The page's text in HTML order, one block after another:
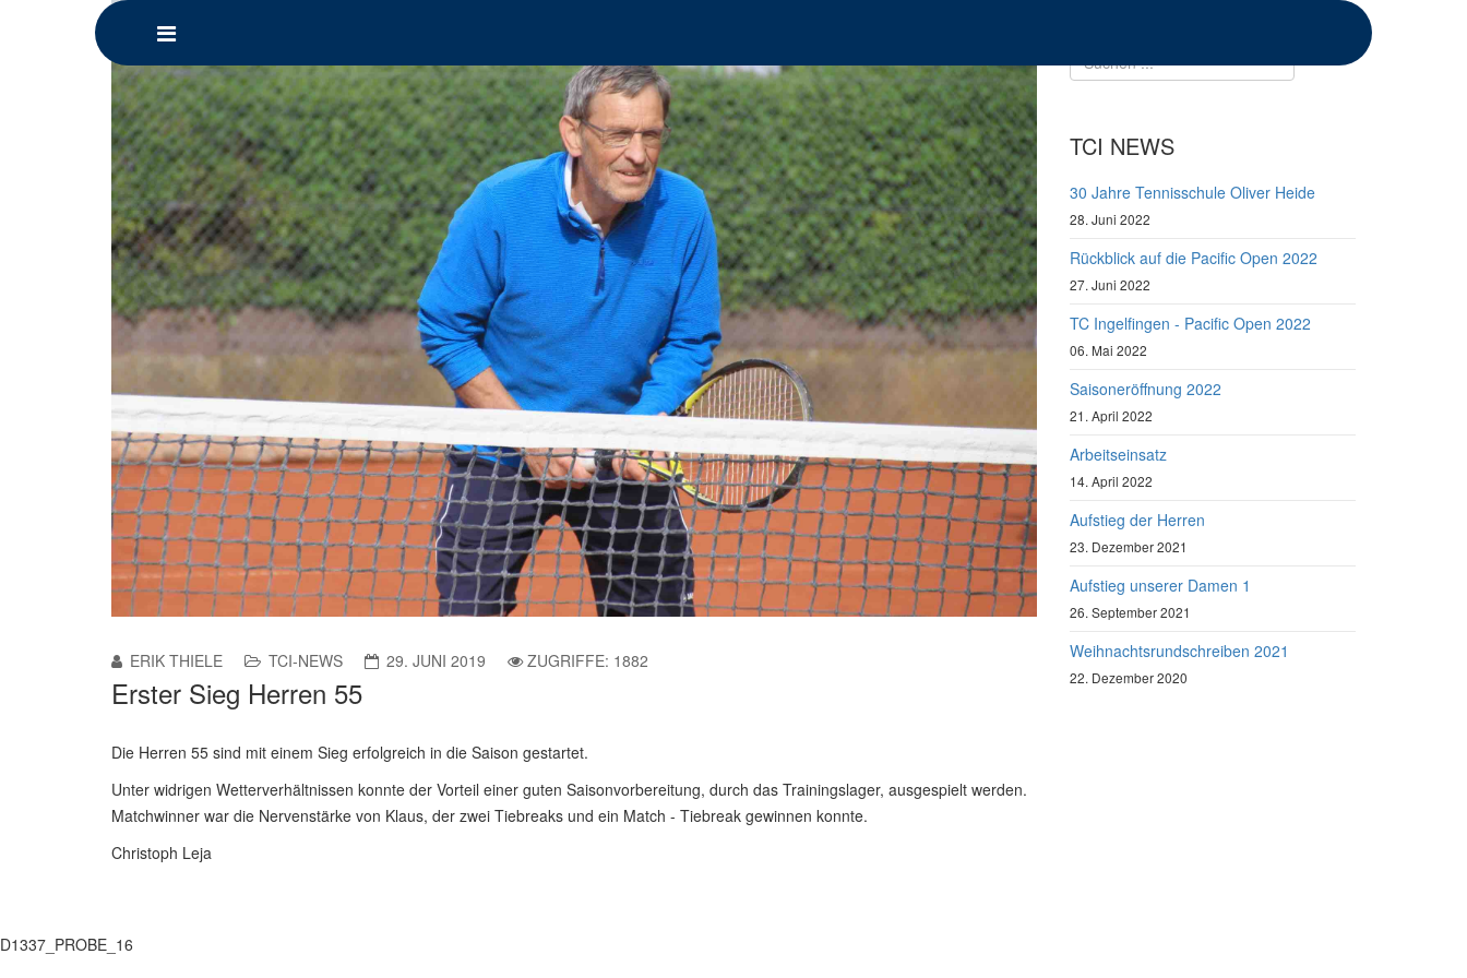
ERIK THIELE TCI-NEWS 29. JUNI 2019 ZUGRIFFE: 1882
Erster Sieg Herren 55
Die Herren 55 sind mit einem Sieg erfolgreich in die Saison gestartet.
Unter widrigen Wetterverhältnissen konnte der Vorteil einer guten Saisonvorbereitung, durch das Trainingslager, ausgespielt werden.
Matchwinner war die Nervenstärke von Klaus, der zwei Tiebreaks und ein Match - Tiebreak gewinnen konnte.
Christoph Leja
TCI NEWS
30 Jahre Tennisschule Oliver Heide
28. Juni 2022
Rückblick auf die Pacific Open 2022
27. Juni 2022
TC Ingelfingen - Pacific Open 2022
06. Mai 2022
Saisoneröffnung 2022
21. April 2022
Arbeitseinsatz
14. April 2022
Aufstieg der Herren
23. Dezember 2021
Aufstieg unserer Damen 1
26. September 2021
Weihnachtsrundschreiben 2021
22. Dezember 2020